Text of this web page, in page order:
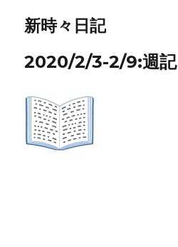
新時々日記
2020/2/3-2/9:週記